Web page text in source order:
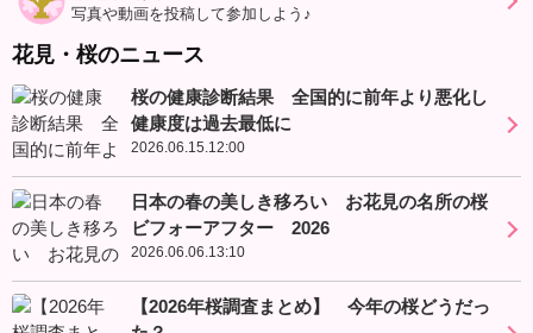
写真や動画を投稿して参加しよう♪
花見・桜のニュース
桜の健康診断結果 全国的に前年より悪化し
健康度は過去最低に
2026.06.15.12:00
日本の春の美しき移ろい お花見の名所の桜
ビフォーアフター 2026
2026.06.06.13:10
【2026年桜調査まとめ】 今年の桜どうだっ